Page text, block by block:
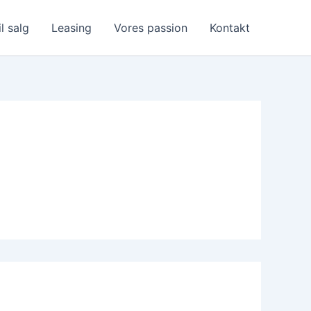
salg Leasing Vores passion Kontakt